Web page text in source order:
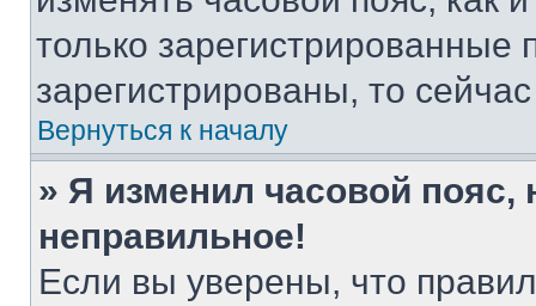
только
зарегистрированы, то
Вернуться к началу
» Я изменил часовой пояс,
неправильное!
Если вы уверены, что